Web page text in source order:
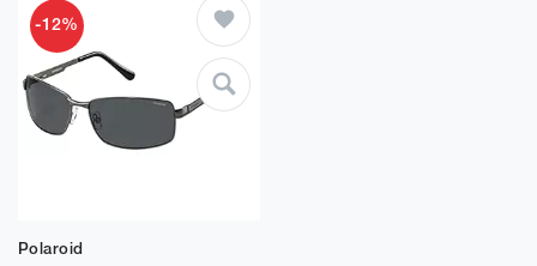
-12%
Polaroid